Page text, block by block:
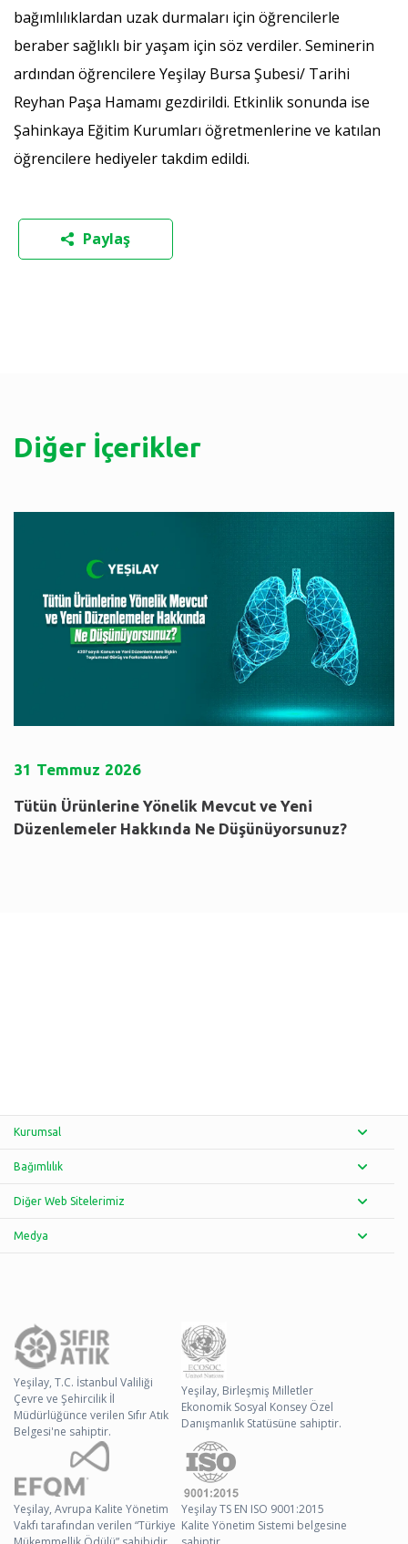
bağımlılıklardan uzak durmaları için öğrencilerle
beraber sağlıklı bir yaşam için söz verdiler. Seminerin
ardından öğrencilere Yeşilay Bursa Şubesi/ Tarihi
Reyhan Paşa Hamamı gezdirildi. Etkinlik sonunda ise
Şahinkaya Eğitim Kurumları öğretmenlerine ve katılan
öğrencilere hediyeler takdim edildi.
Paylaş
Diğer İçerikler
31 Temmuz 2026
Tütün Ürünlerine Yönelik Mevcut ve Yeni
Düzenlemeler Hakkında Ne Düşünüyorsunuz?
Kurumsal
Bağımlılık
Diğer Web Sitelerimiz
Medya
Yeşilay, T.C. İstanbul Valiliği
Çevre ve Şehircilik İl
Müdürlüğünce verilen Sıfır Atık
Belgesi'ne sahiptir.
Yeşilay, Birleşmiş Milletler
Ekonomik Sosyal Konsey Özel
Danışmanlık Statüsüne sahiptir.
Yeşilay, Avrupa Kalite Yönetim
Vakfı tarafından verilen “Türkiye
Yeşilay TS EN ISO 9001:2015
Kalite Yönetim Sistemi belgesine